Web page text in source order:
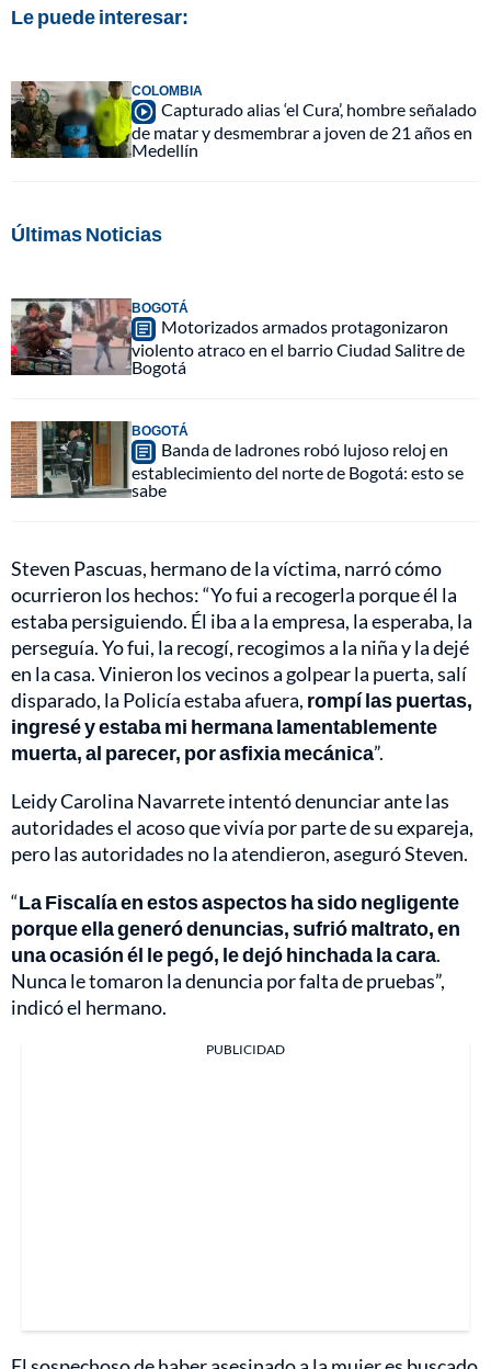
Le puede interesar:
COLOMBIA
Capturado alias ‘el Cura’, hombre señalado
de matar y desmembrar a joven de 21 años en
Medellín
Últimas Noticias
BOGOTÁ
Motorizados armados protagonizaron
violento atraco en el barrio Ciudad Salitre de
Bogotá
BOGOTÁ
Banda de ladrones robó lujoso reloj en
establecimiento del norte de Bogotá: esto se
sabe
Steven Pascuas, hermano de la víctima, narró cómo
ocurrieron los hechos: “Yo fui a recogerla porque él la
estaba persiguiendo. Él iba a la empresa, la esperaba, la
perseguía. Yo fui, la recogí, recogimos a la niña y la dejé
en la casa. Vinieron los vecinos a golpear la puerta, salí
disparado, la Policía estaba afuera, rompí las puertas,
ingresé y estaba mi hermana lamentablemente
muerta, al parecer, por asfixia mecánica”.
Leidy Carolina Navarrete intentó denunciar ante las
autoridades el acoso que vivía por parte de su expareja,
pero las autoridades no la atendieron, aseguró Steven.
“La Fiscalía en estos aspectos ha sido negligente
porque ella generó denuncias, sufrió maltrato, en
una ocasión él le pegó, le dejó hinchada la cara.
Nunca le tomaron la denuncia por falta de pruebas”,
indicó el hermano.
PUBLICIDAD